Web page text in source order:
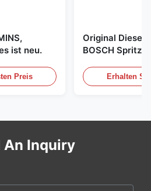
ist neu.
Preis
Original Diesel
BOSCH
Erhalten
An Inquiry